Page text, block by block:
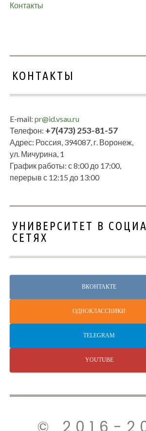
Контакты
КОНТАКТЫ
E-mail: pr@id.vsau.ru
Телефон: +7(473) 253-81-57
Адрес: Россия, 394087, г. Воронеж,
ул. Мичурина, 1
График работы: с 8:00 до 17:00,
перерыв с 12:15 до 13:00
УНИВЕРСИТЕТ В
СЕТЯХ
ВКОНТАКТЕ
ОДНОКЛАССНИКИ
TELEGRAM
YOUTUBE